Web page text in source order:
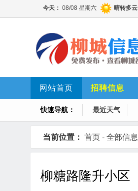
网站首页 招聘信息
快速导航： 最近天气
当前位置： 首页 - 全部信息
柳糖路隆升小区